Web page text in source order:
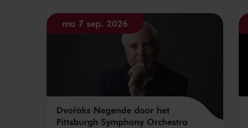
ma 7 sep. 2026
Dvořáks Negende door het
Pittsburgh Symphony Orchestra